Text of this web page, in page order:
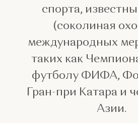
спорта,
(соколиная
международных
таких как
футболу ФИФА,
Гран-при Катара и
Азии.